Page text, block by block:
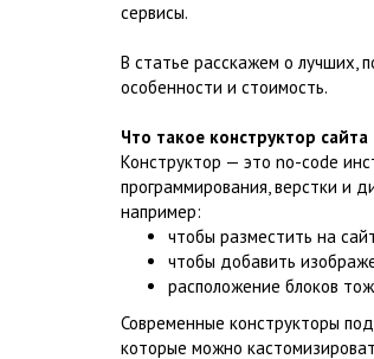
сервисы.
В статье расскажем о лучших,
особенности и стоимость.
Что такое конструктор сайта
Конструктор — это no-code
программирования, верстки и
например:
чтобы разместить на
чтобы добавить
расположение блоков
Современные конструкторы
которые можно